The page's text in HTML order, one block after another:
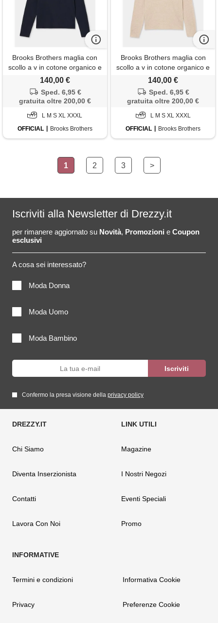
Brooks Brothers maglia con
scollo a v in cotone organico e
lino blu marino
140,00 €
Sped. 6,95 €
gratuita oltre 200,00 €
L M S XL XXXL
OFFICIAL
Brooks Brothers
Brooks Brothers maglia con
scollo a v in cotone organico e
lino sabbia
140,00 €
Sped. 6,95 €
gratuita oltre 200,00 €
L M S XL XXXL
OFFICIAL
Brooks Brothers
1 2 3 >
Iscriviti alla Newsletter di Drezzy.it
per rimanere aggiornato su Novità, Promozioni e Coupon
esclusivi
A cosa sei interessato?
Moda Donna
Moda Uomo
Moda Bambino
Confermo la presa visione della privacy policy
Chi Siamo
Diventa Inserzionista
Contatti
Lavora Con Noi
Magazine
I Nostri Negozi
Eventi Speciali
Promo
Termini e condizioni
Privacy
Informativa Cookie
Preferenze Cookie